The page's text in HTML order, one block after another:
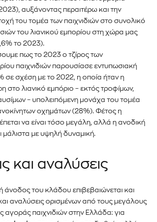
αυξάνοντας περαιτέρω και την
του τομέα των παιχνιδιών στο συνολικό
του λιανικού εμπορίου στη χώρα μας
το 2023).
πως το 2023 ο τζίρος των
παιχνιδιών παρουσίασε εντυπωσιακή
σε σχέση με το 2022, η οποία ήταν η
στο λιανικό εμπόριο – εκτός τροφίμων,
– υπολειπόμενη μονάχα του τομέα
οχημάτων (28%). Φέτος η
να είναι τόσο μεγάλη, αλλά η ανοδική
μάλιστα με υψηλή δυναμική.
και αναλύσεις
άνοδος του κλάδου επιβεβαιώνεται και
και αναλύσεις ορισμένων από τους μεγάλους
αγοράς παιχνιδιών στην Ελλάδα: για